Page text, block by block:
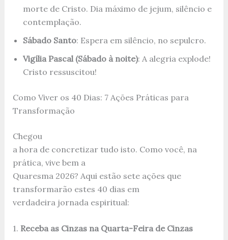
morte de Cristo. Dia máximo de jejum, silêncio e
contemplação.
Sábado Santo: Espera em silêncio, no sepulcro.
Vigília Pascal (Sábado à noite): A alegria explode!
Cristo ressuscitou!
Como Viver os 40 Dias: 7 Ações Práticas para
Transformação
Chegou
a hora de concretizar tudo isto. Como você, na
prática, vive bem a
Quaresma 2026? Aqui estão sete ações que
transformarão estes 40 dias em
verdadeira jornada espiritual:
1. Receba as Cinzas na Quarta-Feira de Cinzas